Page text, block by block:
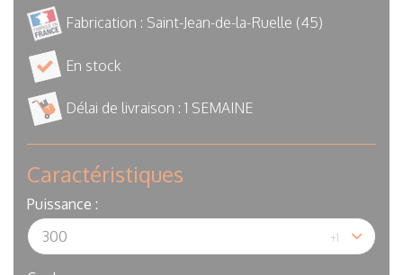
Fabrication : Saint-Jean-de-la-Ruelle (45)
En stock
Délai de livraison : 1 SEMAINE
Caractéristiques
Puissance :